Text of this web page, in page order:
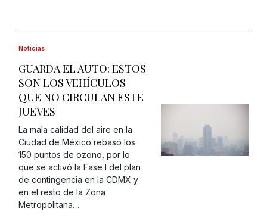
Noticias
GUARDA EL AUTO: ESTOS
SON LOS VEHÍCULOS
QUE NO CIRCULAN ESTE
JUEVES
La mala calidad del aire en la
Ciudad de México rebasó los
150 puntos de ozono, por lo
que se activó la Fase I del plan
de contingencia en la CDMX y
en el resto de la Zona
Metropolitana…